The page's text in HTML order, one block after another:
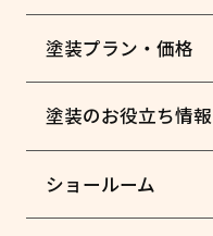
塗装プラン・価格
塗装のお役立ち情報
ショールーム